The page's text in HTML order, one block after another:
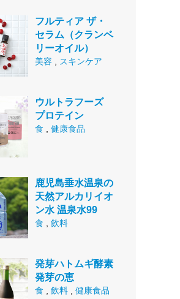
フルティア ザ・
セラム（クランベ
リーオイル）
美容 スキンケア
ウルトラフーズ
プロテイン
食 健康食品
鹿児島垂水温泉の
天然アルカリイオ
ン水 温泉水99
食 飲料
発芽ハトムギ酵素
発芽の恵
食 飲料 健康食品